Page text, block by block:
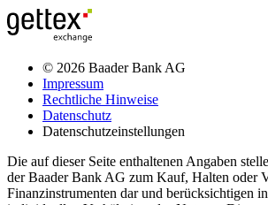
© 2026 Baader Bank AG
Impressum
Rechtliche Hinweise
Datenschutz
Datenschutzeinstellungen
Die auf dieser Seite enthaltenen Angaben
der Baader Bank AG zum Kauf, Halten oder
Finanzinstrumenten dar und berücksichtigen